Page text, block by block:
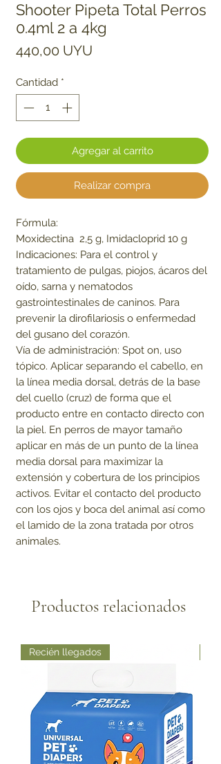
Shooter Pipeta Total Perros
0.4ml 2 a 4kg
440,00 UYU
Cantidad *
Agregar al carrito
Realizar compra
Fórmula:
Moxidectina 2,5 g, Imidacloprid 10 g
Indicaciones: Para el control y
tratamiento de pulgas, piojos, ácaros del
oído, sarna y nematodos
gastrointestinales de caninos. Para
prevenir la dirofilariosis o enfermedad
del gusano del corazón.
Vía de administración: Spot on, uso
tópico. Aplicar separando el cabello, en
la línea media dorsal, detrás de la base
del cuello (cruz) de forma que el
producto entre en contacto directo con
la piel. En perros de mayor tamaño
aplicar en más de un punto de la línea
media dorsal para maximizar la
extensión y cobertura de los principios
activos. Evitar el contacto del producto
con los ojos y boca del animal así como
el lamido de la zona tratada por otros
animales.
Productos relacionados
Recién llegados